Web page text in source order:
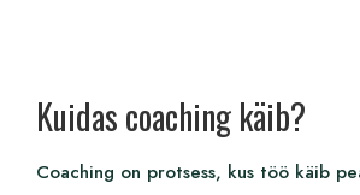
Kuidas coaching käib?
Coaching on protsess, kus töö käib